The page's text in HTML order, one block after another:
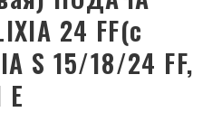
24 FF(с
S 15/18/24 FF,